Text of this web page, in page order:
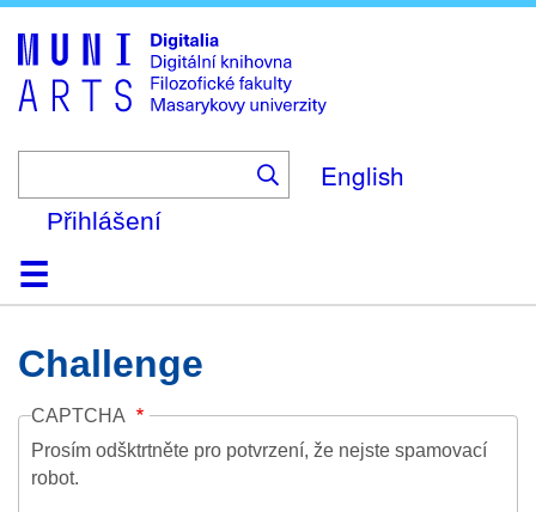
to
main
content
English
Přihlášení
DomůKolekce
Prohlížení
Vyhledávání
O platformě
Nápověda
KontaktDigitalia
Challenge
CAPTCHA
Prosím odšktrtněte pro potvrzení, že nejste spamovací
robot.